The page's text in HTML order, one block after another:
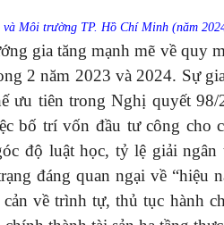
Môi trường TP. Hồ Chí Minh (năm
gia tăng mạnh mẽ về quy
2 năm 2023 và 2024. Sự
ưu tiên trong Nghị quyết 98/
bố trí vốn đầu tư công cho
độ luật học, tỷ lệ giải ngân
đáng quan ngại về “hiệu
về trình tự, thủ tục hành